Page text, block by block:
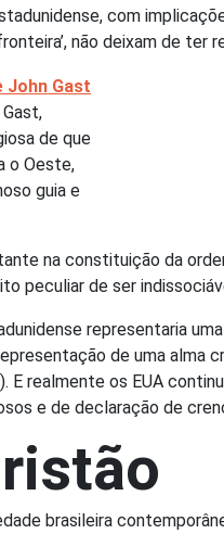
com
não deixam de
de que
o Oeste,
guia e
na constituição da
peculiar de ser
representaria
de uma
E realmente os EUA
e de declaração de
brasileira